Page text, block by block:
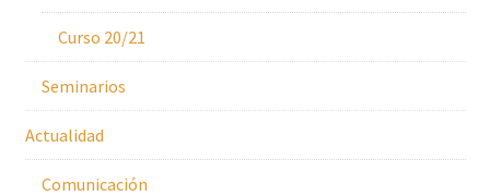
Curso 20/21
Seminarios
Actualidad
Comunicación